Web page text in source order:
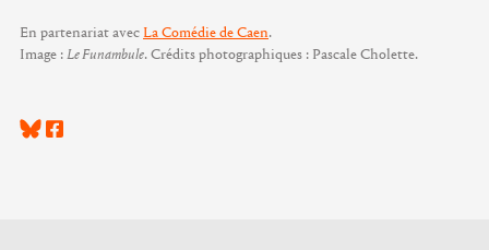
En partenariat avecLa Comédie de Caen.
Image :Le Funambule. Crédits photographiques : Pascale Cholette.